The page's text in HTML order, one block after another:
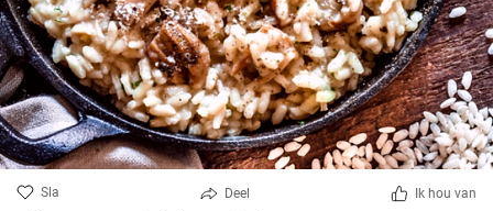
Sla Deel Ik hou van